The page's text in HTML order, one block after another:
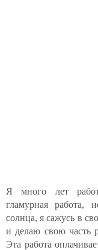
Я много лет
гламурная работа,
солнца, я сажусь в
и делаю свою часть
Эта работа